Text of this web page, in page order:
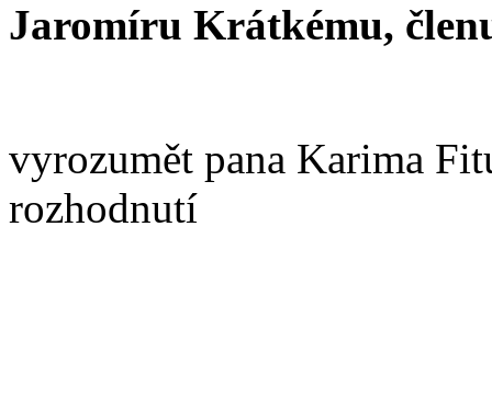
Jaromíru Krátkému,
vyrozumět pana Karima
rozhodnutí